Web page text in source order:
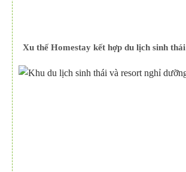
Xu thế Homestay kết hợp du lịch sinh thái